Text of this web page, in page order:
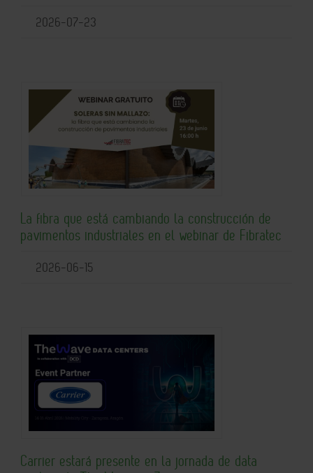
2026-07-23
La fibra que está cambiando la construcción de
pavimentos industriales en el webinar de Fibratec
2026-06-15
Carrier estará presente en la jornada de data